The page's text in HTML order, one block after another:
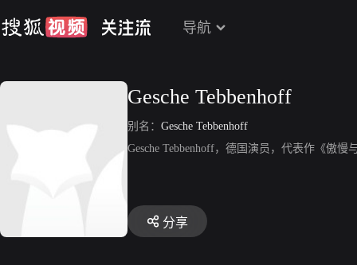
导航
Gesche Tebbenhoff
别名： Gesche Tebbenhoff
Gesche Tebbenhoff，德国演员，代表作《傲慢
分享